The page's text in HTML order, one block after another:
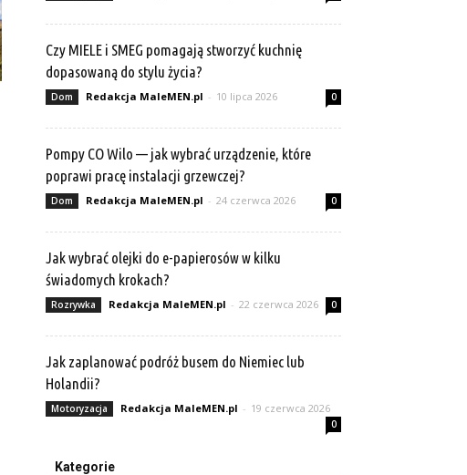
Czy MIELE i SMEG pomagają stworzyć kuchnię
dopasowaną do stylu życia?
Dom Redakcja MaleMEN.pl - 10 lipca 2026 0
Pompy CO Wilo — jak wybrać urządzenie, które
poprawi pracę instalacji grzewczej?
Dom Redakcja MaleMEN.pl - 24 czerwca 2026 0
Jak wybrać olejki do e-papierosów w kilku
świadomych krokach?
Rozrywka Redakcja MaleMEN.pl - 22 czerwca 2026 0
Jak zaplanować podróż busem do Niemiec lub
Holandii?
Motoryzacja Redakcja MaleMEN.pl - 19 czerwca 2026
0
Kategorie